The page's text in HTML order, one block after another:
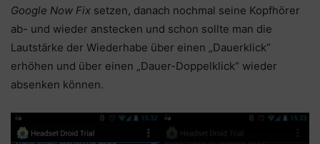
Google Now Fix setzen, danach nochmal seine Kopfhörer
ab- und wieder anstecken und schon sollte man die
Lautstärke der Wiederhabe über einen „Dauerklick“
erhöhen und über einen „Dauer-Doppelklick“ wieder
absenken können.